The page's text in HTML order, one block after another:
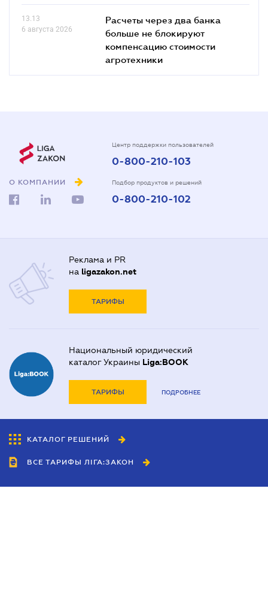
13.13
6 августа 2026
Расчеты через два банка
больше не блокируют
компенсацию стоимости
агротехники
О КОМПАНИИ
Центр поддержки пользователей
0-800-210-103
Подбор продуктов и решений
0-800-210-102
Реклама и PR
на ligazakon.net
ТАРИФЫ
Национальный юридический
каталог Украины Liga:BOOK
ТАРИФЫ ПОДРОБНЕЕ
КАТАЛОГ РЕШЕНИЙ
ВСЕ ТАРИФЫ ЛІГА:ЗАКОН